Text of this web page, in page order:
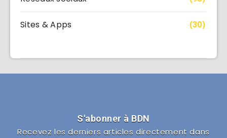
Sites & Apps (30)
S'abonner à BDN
Recevez les derniers articles directement dans